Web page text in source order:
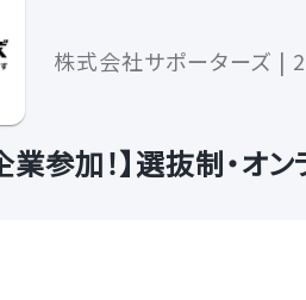
株式会社サポーターズ |
業参加！】選抜制・オ